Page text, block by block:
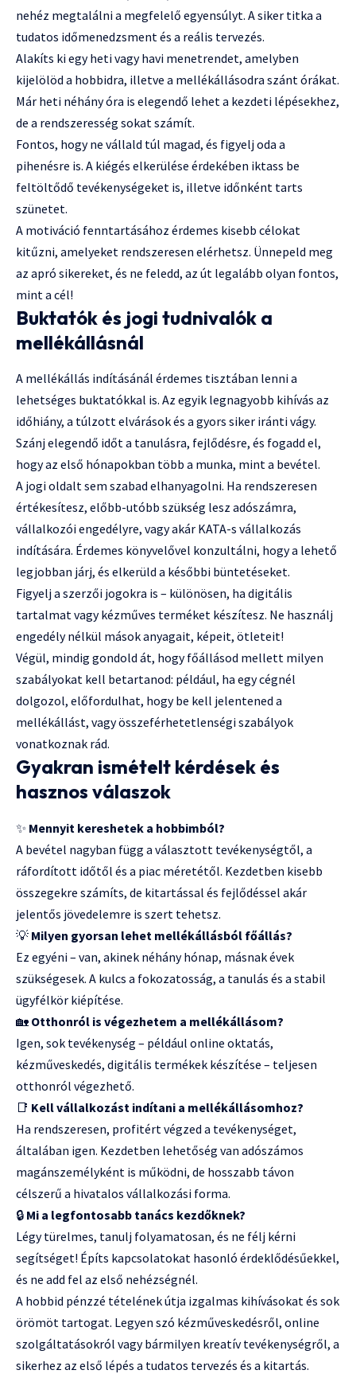
nehéz megtalálni a megfelelő egyensúlyt. A siker titka a
tudatos időmenedzsment és a reális tervezés.
Alakíts ki egy heti vagy havi menetrendet, amelyben
kijelölöd a hobbidra, illetve a mellékállásodra szánt órákat.
Már heti néhány óra is elegendő lehet a kezdeti lépésekhez,
de a rendszeresség sokat számít.
Fontos, hogy ne vállald túl magad, és figyelj oda a
pihenésre is. A kiégés elkerülése érdekében iktass be
feltöltődő tevékenységeket is, illetve időnként tarts
szünetet.
A motiváció fenntartásához érdemes kisebb célokat
kitűzni, amelyeket rendszeresen elérhetsz. Ünnepeld meg
az apró sikereket, és ne feledd, az út legalább olyan fontos,
mint a cél!
Buktatók és jogi tudnivalók a
mellékállásnál
A mellékállás indításánál érdemes tisztában lenni a
lehetséges buktatókkal is. Az egyik legnagyobb kihívás az
időhiány, a túlzott elvárások és a gyors siker iránti vágy.
Szánj elegendő időt a tanulásra, fejlődésre, és fogadd el,
hogy az első hónapokban több a munka, mint a bevétel.
A jogi oldalt sem szabad elhanyagolni. Ha rendszeresen
értékesítesz, előbb-utóbb szükség lesz adószámra,
vállalkozói engedélyre, vagy akár KATA-s vállalkozás
indítására. Érdemes könyvelővel konzultálni, hogy a lehető
legjobban járj, és elkerüld a későbbi büntetéseket.
Figyelj a szerzői jogokra is – különösen, ha digitális
tartalmat vagy kézműves terméket készítesz. Ne használj
engedély nélkül mások anyagait, képeit, ötleteit!
Végül, mindig gondold át, hogy főállásod mellett milyen
szabályokat kell betartanod: például, ha egy cégnél
dolgozol, előfordulhat, hogy be kell jelentened a
mellékállást, vagy összeférhetetlenségi szabályok
vonatkoznak rád.
Gyakran ismételt kérdések és
hasznos válaszok
✨ Mennyit kereshetek a hobbimból?
A bevétel nagyban függ a választott tevékenységtől, a
ráfordított időtől és a piac méretétől. Kezdetben kisebb
összegekre számíts, de kitartással és fejlődéssel akár
jelentős jövedelemre is szert tehetsz.
💡 Milyen gyorsan lehet mellékállásból főállás?
Ez egyéni – van, akinek néhány hónap, másnak évek
szükségesek. A kulcs a fokozatosság, a tanulás és a stabil
ügyfélkör kiépítése.
🏡 Otthonról is végezhetem a mellékállásom?
Igen, sok tevékenység – például online oktatás,
kézműveskedés, digitális termékek készítése – teljesen
otthonról végezhető.
📑 Kell vállalkozást indítani a mellékállásomhoz?
Ha rendszeresen, profitért végzed a tevékenységet,
általában igen. Kezdetben lehetőség van adószámos
magánszemélyként is működni, de hosszabb távon
célszerű a hivatalos vállalkozási forma.
🔒 Mi a legfontosabb tanács kezdőknek?
Légy türelmes, tanulj folyamatosan, és ne félj kérni
segítséget! Építs kapcsolatokat hasonló érdeklődésűekkel,
és ne add fel az első nehézségnél.
A hobbid pénzzé tételének útja izgalmas kihívásokat és sok
örömöt tartogat. Legyen szó kézműveskedésről, online
szolgáltatásokról vagy bármilyen kreatív tevékenységről, a
sikerhez az első lépés a tudatos tervezés és a kitartás.